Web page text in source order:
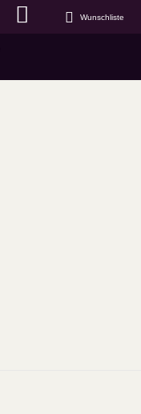
Wunschliste